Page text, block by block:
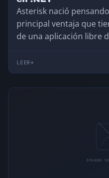
Asterisk nació
principal ventaja que
de una aplicación libre
LEER